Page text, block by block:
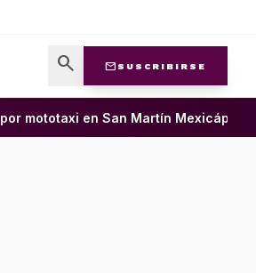
search mail SUSCRIBIRSE
en San Martín Mexicápam y